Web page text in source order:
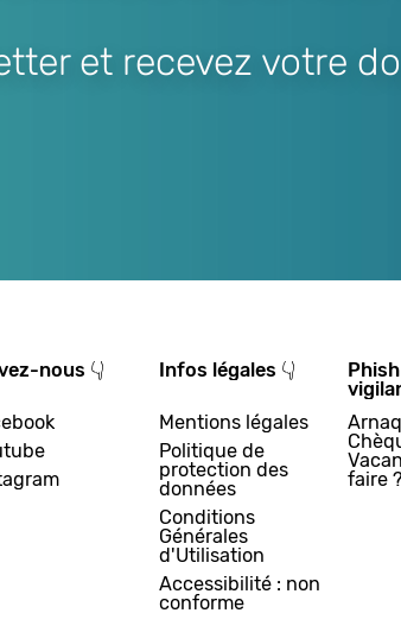
et recevez votre
nous 👇 Infos légales 👇
Mentions légales
Politique de
protection des
données
Conditions
Générales
d'Utilisation
Accessibilité : non
conforme
faire